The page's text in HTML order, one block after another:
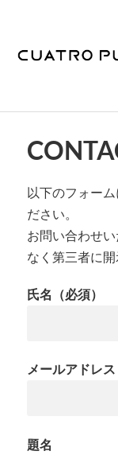
以下のフォー
ださい。
お問い合わせ
なく第三者に
氏名 （必須）
メールアドレス
題名